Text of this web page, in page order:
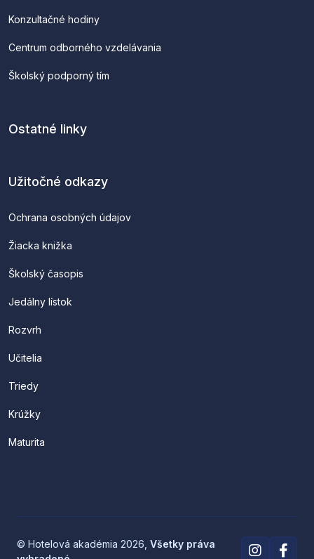
Konzultačné hodiny
Centrum odborného vzdelávania
Školský podporný tím
Ostatné linky
Užitočné odkazy
Ochrana osobných údajov
Žiacka knižka
Školský časopis
Jedálny lístok
Rozvrh
Učitelia
Triedy
Krúžky
Maturita
© Hotelová akadémia 2026, Všetky práva